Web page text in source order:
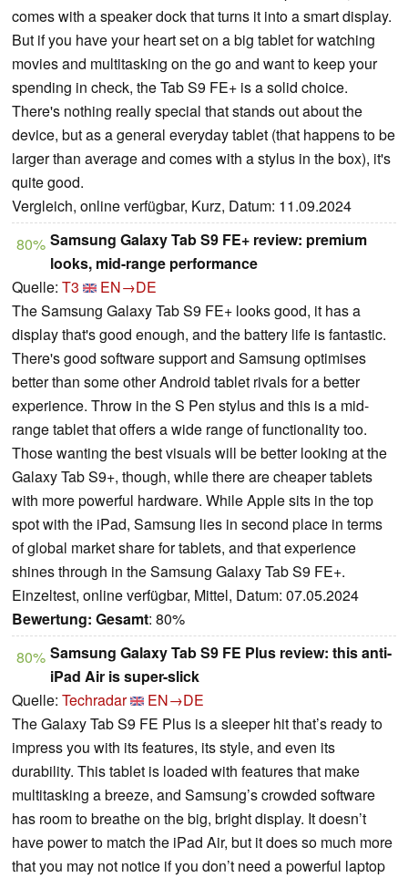
comes with a speaker dock that turns it into a smart display.
But if you have your heart set on a big tablet for watching
movies and multitasking on the go and want to keep your
spending in check, the Tab S9 FE+ is a solid choice.
There's nothing really special that stands out about the
device, but as a general everyday tablet (that happens to be
larger than average and comes with a stylus in the box), it's
quite good.
Vergleich, online verfügbar, Kurz, Datum: 11.09.2024
80% Samsung Galaxy Tab S9 FE+ review: premium
looks, mid-range performance
Quelle: T3
EN→DE
The Samsung Galaxy Tab S9 FE+ looks good, it has a
display that's good enough, and the battery life is fantastic.
There's good software support and Samsung optimises
better than some other Android tablet rivals for a better
experience. Throw in the S Pen stylus and this is a mid-
range tablet that offers a wide range of functionality too.
Those wanting the best visuals will be better looking at the
Galaxy Tab S9+, though, while there are cheaper tablets
with more powerful hardware. While Apple sits in the top
spot with the iPad, Samsung lies in second place in terms
of global market share for tablets, and that experience
shines through in the Samsung Galaxy Tab S9 FE+.
Einzeltest, online verfügbar, Mittel, Datum: 07.05.2024
Bewertung: Gesamt: 80%
80% Samsung Galaxy Tab S9 FE Plus review: this anti-
iPad Air is super-slick
Quelle: Techradar
EN→DE
The Galaxy Tab S9 FE Plus is a sleeper hit that’s ready to
impress you with its features, its style, and even its
durability. This tablet is loaded with features that make
multitasking a breeze, and Samsung’s crowded software
has room to breathe on the big, bright display. It doesn’t
have power to match the iPad Air, but it does so much more
that you may not notice if you don’t need a powerful laptop